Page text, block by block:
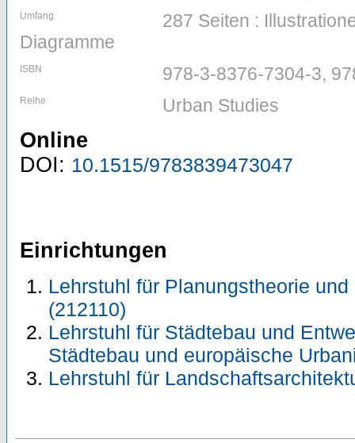
Umfang
287 Seiten :
Diagramme
ISBN 978-3-8376-7304-3,
Reihe Urban Studies
Online
DOI: 10.1515/9783839473047
Einrichtungen
Lehrstuhl für Planungstheorie
(212110)
Lehrstuhl für Städtebau und
Städtebau und europäische
Lehrstuhl für